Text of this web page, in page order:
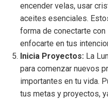
encender velas, usar
aceites esenciales.
forma de conectarte con
enfocarte en tus
Inicia Proyectos: La
para comenzar nuevos
importantes en tu vida.
tus metas y proyectos,